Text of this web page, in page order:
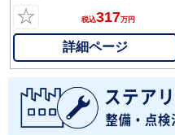
☆ 税込317万円
詳細ページ